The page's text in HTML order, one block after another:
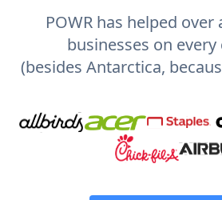
POWR has helped
businesses on
(besides Antarctica,